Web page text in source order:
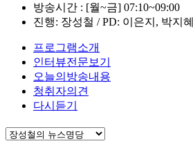
방송시간 : [월~금] 07:10~09:00
진행: 장성철 / PD: 이은지, 박지
프로그램소개
인터뷰전문보기
오늘의방송내용
청취자의견
다시듣기